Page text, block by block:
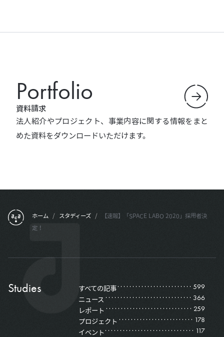
Portfolio
資料請求
法人紹介やプロジェクト、事業内容に関する情報をまと
めた資料をダウンロードいただけます。
ホーム / スタディーズ /
【速報】「SPACE LABO 2020」採用者決
定！
Studies すべての記事 599
ニュース 366
レポート 259
プロジェクト 178
イベント 117